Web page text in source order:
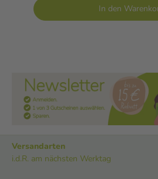
In den
Versandarten
i.d.R. am nächsten Werktag